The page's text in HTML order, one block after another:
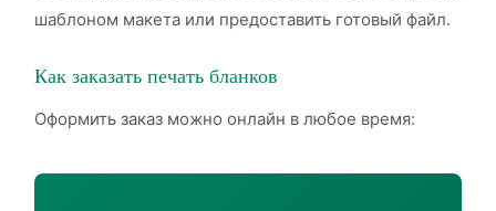
шаблоном макета или предоставить готовый файл.
Как заказать печать бланков
Оформить заказ можно онлайн в любое время: